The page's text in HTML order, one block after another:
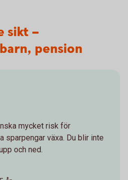
sikt –
pension
mycket risk för
sparpengar växa. Du blir inte
och ned.